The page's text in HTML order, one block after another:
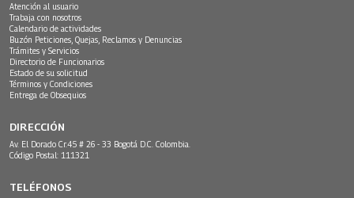
Atención al usuario
Trabaja con nosotros
Calendario de actividades
Buzón Peticiones, Quejas, Reclamos y Denuncias
Trámites y Servicios
Directorio de Funcionarios
Estado de su solicitud
Términos y Condiciones
Entrega de Obsequios
DIRECCIÓN
Av. El Dorado Cr.45 # 26 - 33 Bogotá D.C. Colombia.
Código Postal: 111321
TELÉFONOS